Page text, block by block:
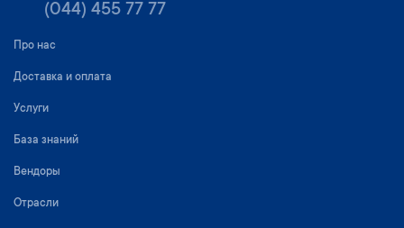
(044) 455 77 77
Про нас
Доставка и оплата
Услуги
База знаний
Вендоры
Отрасли